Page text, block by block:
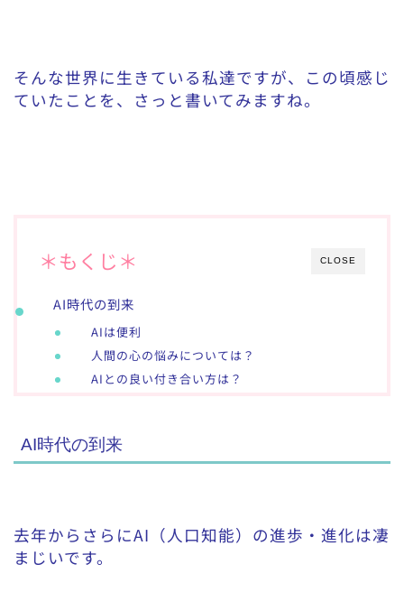
そんな世界に生きている私達ですが、この頃感じ
ていたことを、さっと書いてみますね。
CLOSE
＊もくじ＊
AI時代の到来
AIは便利
人間の心の悩みについては？
AIとの良い付き合い方は？
AI時代の到来
去年からさらにAI（人口知能）の進歩・進化は凄
まじいです。